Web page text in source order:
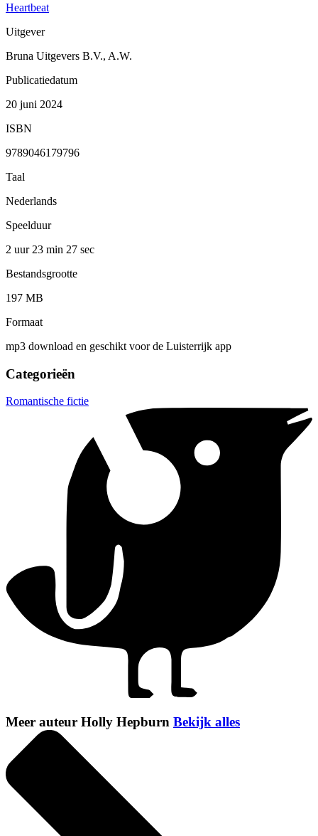
Heartbeat
Uitgever
Bruna Uitgevers B.V., A.W.
Publicatiedatum
20 juni 2024
ISBN
9789046179796
Taal
Nederlands
Speelduur
2 uur 23 min 27 sec
Bestandsgrootte
197 MB
Formaat
mp3 download en geschikt voor de Luisterrijk app
Categorieën
Romantische fictie
Meer auteur Holly Hepburn Bekijk alles